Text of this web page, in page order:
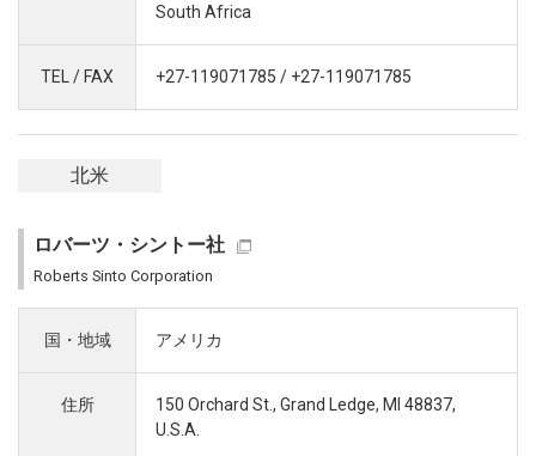
South Africa
TEL / FAX +27-119071785 / +27-119071785
北米
ロバーツ・シントー社
Roberts Sinto Corporation
国・地域 アメリカ
住所
150 Orchard St., Grand Ledge, MI 48837,
U.S.A.